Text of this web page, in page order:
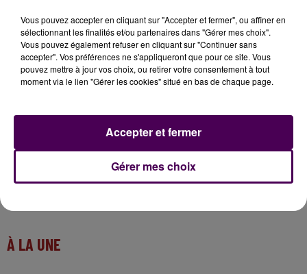
de Johan Fiot pour la batterie-percussions. Une belle
inauguration en perspective !
Tous les détails sur Jazzin' Cheverny, millésime 2018,
sont sur lesite officiel!
À LA UNE
Vous pouvez accepter en cliquant sur "Accepter et fermer", ou affiner en
sélectionnant les finalités et/ou partenaires dans "Gérer mes choix".
Vous pouvez également refuser en cliquant sur "Continuer sans
accepter". Vos préférences ne s'appliqueront que pour ce site. Vous
pouvez mettre à jour vos choix, ou retirer votre consentement à tout
moment via le lien "Gérer les cookies" situé en bas de chaque page.
Gérer mes choix
Accepter et fermer